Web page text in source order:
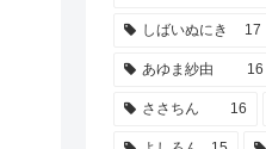
しばいぬにき 17
あゆま紗由 16
ささちん 16